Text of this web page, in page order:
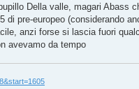
Della valle, magari Abass
di pre-europeo (considerando
anzi forse si lascia fuori
avevamo da tempo